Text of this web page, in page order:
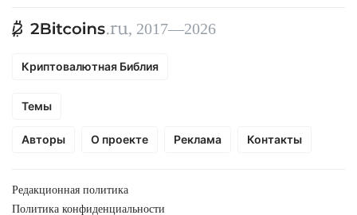
, 2017—2026
Криптовалютная Библия
Темы
Авторы О проекте Реклама Контакты
Редакционная политика
Политика конфиденциальности